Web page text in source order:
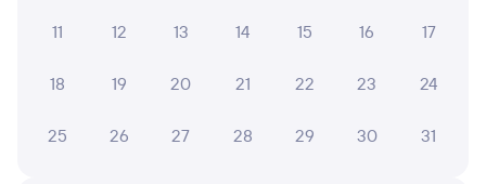
Купе возле туалета совсем не беспокоит дверь:
закрывается автоматически. Это важно, новое для
11 12 13 14 15 16 17
18 19 20 21 22 23 24
25 26 27 28 29 30 31